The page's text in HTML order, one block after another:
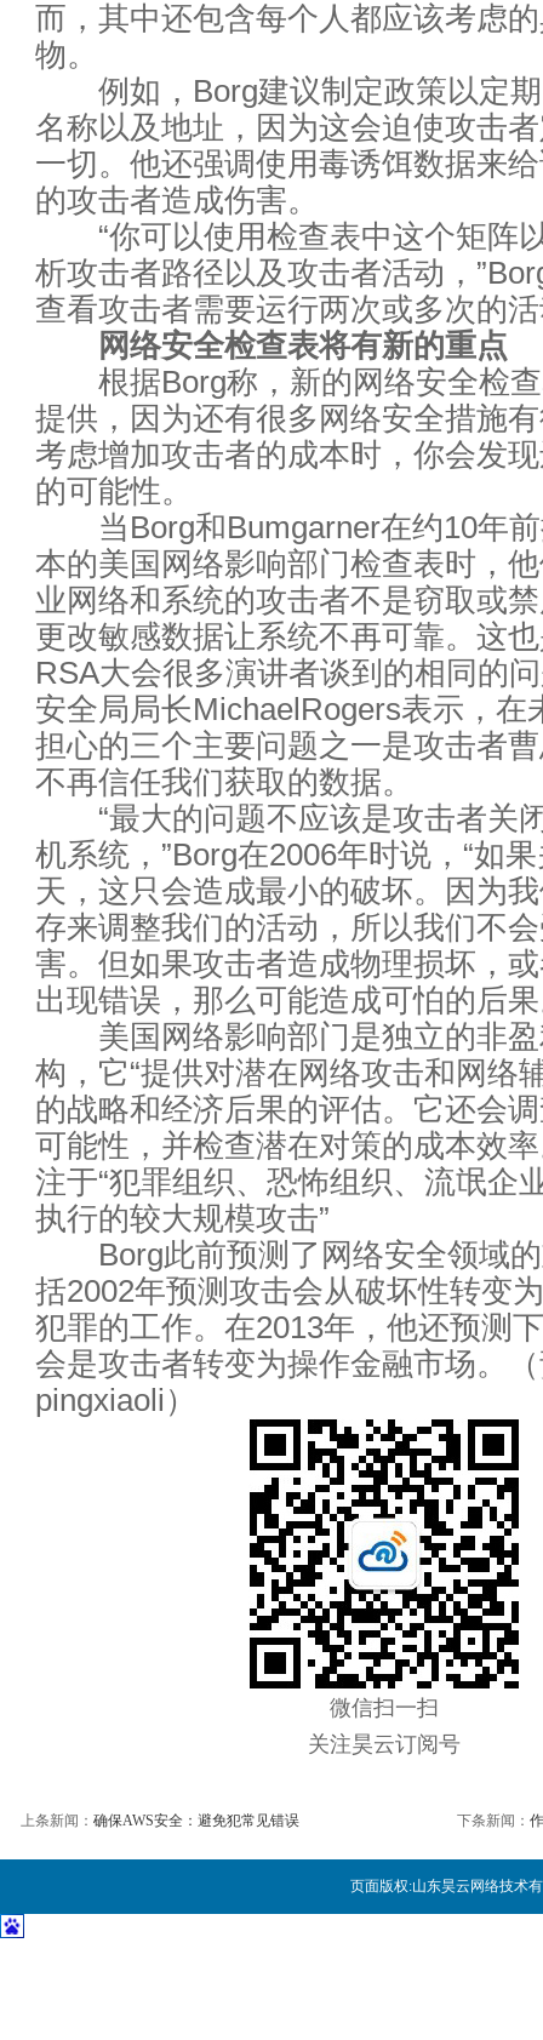
面对网络边界的迷失？在虚拟
马云乌镇演讲实录：未来30年
AI技术大力冲击就业市场 哪些
2016热门数据存储技术
CIO:淘汰你的不是新技术，而
如何成为数据分析师
十大IT工作和工程
三大恶意软件的绝密藏身之地
网络与应用基础设施如何协同
云端迁移需注意的9大要点
成功的安全分析你需要注意这
没有IT流程文档 企业将为IT所“
网络安全：要通过去，晓未来
让IT安全人员夜不能寐的11个
人工智能、机器学习、深度学
如何让云运维变得简单
互联网下半场战争已打响 谁会
奥运看完看什么？这里有关于
思科第四财季净利同比增21%
数据中心网络运维一指禅
数据中心虚拟化所必备的条件
技术分享：十大服务器虚拟化
国内最适宜建设数据中心地区,
智能时代：物联网10个商业模式
传统咨询业必死，拥抱大数据
微软纳德拉：自然语言对话将
解密 Uber 数据团队的基础数据
大数据挖掘价值在哪里？
物联网未来十年将重构这八大
云计算:如何辨识真正的云业务
而，其中还包含每个人都应该考虑
物。
例如，Borg建议制定政策以定期
名称以及地址，因为这会迫使攻击
一切。他还强调使用毒诱饵数据来
的攻击者造成伤害。
“你可以使用检查表中这个矩阵
析攻击者路径以及攻击者活动，
查看攻击者需要运行两次或多次的活
网络安全检查表将有新的重点
根据Borg称，新的网络安全检查
提供，因为还有很多网络安全措施
考虑增加攻击者的成本时，你会发
的可能性。
当Borg和Bumgarner在约10年前
本的美国网络影响部门检查表时，
业网络和系统的攻击者不是窃取或
更改敏感数据让系统不再可靠。这
RSA大会很多演讲者谈到的相同的
安全局局长MichaelRogers表示，在
担心的三个主要问题之一是攻击者
不再信任我们获取的数据。
“最大的问题不应该是攻击者关
机系统，”Borg在2006年时说，“如
天，这只会造成最小的破坏。因为
存来调整我们的活动，所以我们不
害。但如果攻击者造成物理损坏，
出现错误，那么可能造成可怕的后果
美国网络影响部门是独立的非盈
构，它“提供对潜在网络攻击和网络
的战略和经济后果的评估。它还会
可能性，并检查潜在对策的成本效
注于“犯罪组织、恐怖组织、流氓企
执行的较大规模攻击”
Borg此前预测了网络安全领域的
括2002年预测攻击会从破坏性转变
犯罪的工作。在2013年，他还预测
会是攻击者转变为操作金融市场。
pingxiaoli）
微信扫一扫
关注昊云订阅号
上条新闻： 确保AWS安全：避免犯常见错误 下条新闻：
页面版权:山东昊云网络技术